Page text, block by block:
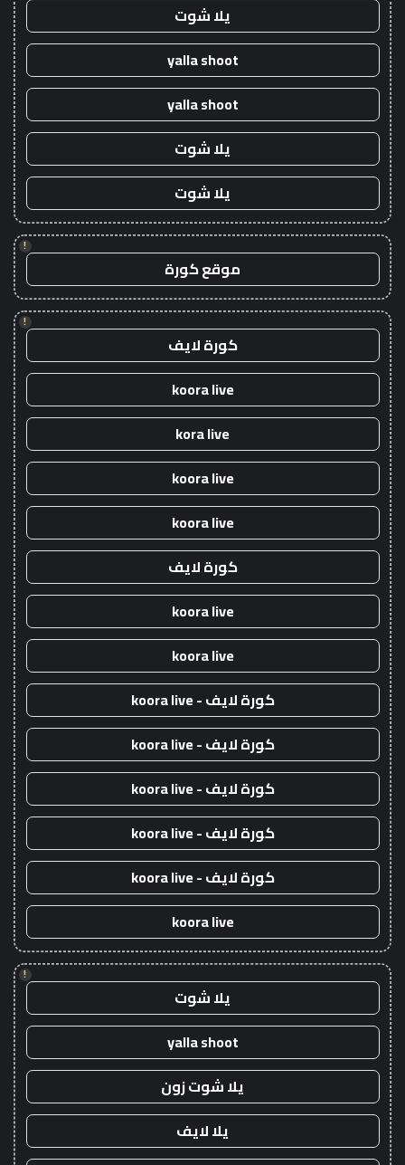
يلا شوت
yalla shoot
yalla shoot
يلا شوت
يلا شوت
!
موقع كورة
!
كورة لايف
koora live
kora live
koora live
koora live
كورة لايف
koora live
koora live
كورة لايف - koora live
كورة لايف - koora live
كورة لايف - koora live
كورة لايف - koora live
كورة لايف - koora live
koora live
!
يلا شوت
yalla shoot
يلا شوت زون
يلا لايف